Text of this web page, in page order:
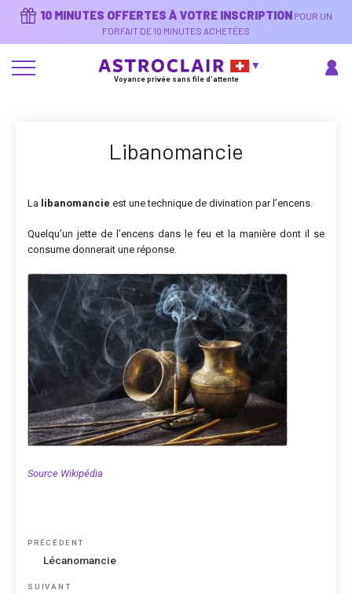
10 MINUTES OFFERTES À VOTRE INSCRIPTION POUR UN
FORFAIT DE 10 MINUTES ACHETÉES
Voyance privée sans file d'attente
Libanomancie
La libanomancie est une technique de divination par l’encens.
Quelqu’un jette de l’encens dans le feu et la manière dont il se
consume donnerait une réponse.
Source Wikipédia
Navigation
Article
précédent
PRÉCÉDENT
Lécanomancie
Article
SUIVANT